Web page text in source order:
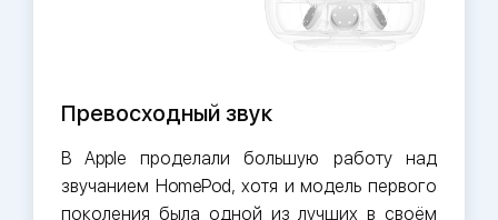
Превосходный звук
В Apple проделали большую работу над
звучанием HomePod, хотя и модель первого
поколения была одной из лучших в своём